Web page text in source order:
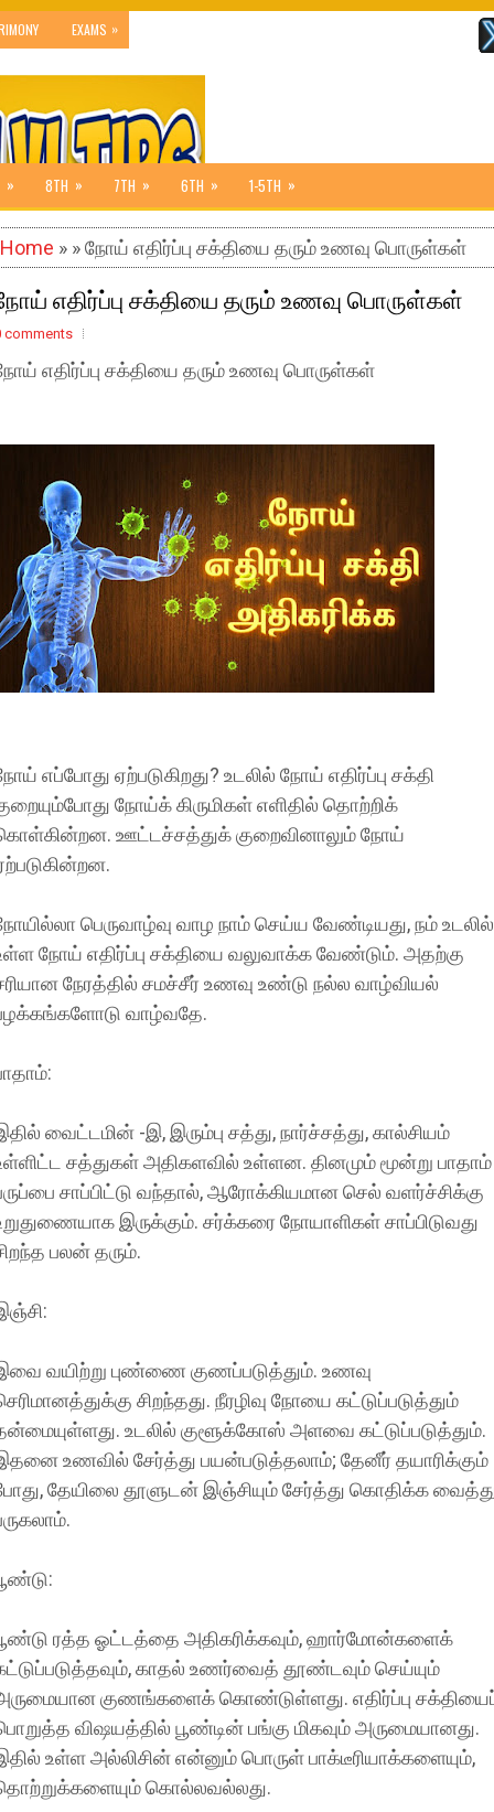
EXAMS »
» 8TH » 7TH » 6TH » 1-5TH »
Home » » நோய் எதிர்ப்பு சக்தியை தரும் உணவு பொருள்கள்
எதிர்ப்பு சக்தியை தரும் உணவு பொருள்கள்
comments
எதிர்ப்பு சக்தியை தரும் உணவு பொருள்கள்
எப்போது ஏற்படுகிறது? உடலில் நோய் எதிர்ப்பு சக்தி
நோய்க் கிருமிகள் எளிதில் தொற்றிக்
ஊட்டச்சத்துக் குறைவினாலும் நோய்
பெருவாழ்வு வாழ நாம் செய்ய வேண்டியது, நம் உடலில்
நோய் எதிர்ப்பு சக்தியை வலுவாக்க வேண்டும். அதற்கு
நேரத்தில் சமச்சீர் உணவு உண்டு நல்ல வாழ்வியல்
வாழ்வதே.
வைட்டமின் -இ, இரும்பு சத்து, நார்ச்சத்து, கால்சியம்
சத்துகள் அதிகளவில் உள்ளன. தினமும் மூன்று பாதாம்
சாப்பிட்டு வந்தால், ஆரோக்கியமான செல் வளர்ச்சிக்கு
இருக்கும். சர்க்கரை நோயாளிகள் சாப்பிடுவது
பலன் தரும்.
வயிற்று புண்ணை குணப்படுத்தும். உணவு
சிறந்தது. நீரழிவு நோயை கட்டுப்படுத்தும்
உடலில் குளூக்கோஸ் அளவை கட்டுப்படுத்தும்.
உணவில் சேர்த்து பயன்படுத்தலாம்; தேனீர் தயாரிக்கும்
தேயிலை தூளுடன் இஞ்சியும் சேர்த்து கொதிக்க
ரத்த ஓட்டத்தை அதிகரிக்கவும், ஹார்மோன்களைக்
காதல் உணர்வைத் தூண்டவும் செய்யும்
குணங்களைக் கொண்டுள்ளது. எதிர்ப்பு
விஷயத்தில் பூண்டின் பங்கு மிகவும் அருமையானது.
உள்ள அல்லிசின் என்னும் பொருள் பாக்டீரியாக்களையும்,
கொல்லவல்லது.